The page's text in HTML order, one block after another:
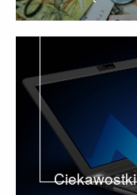
5News
Ciekawostki